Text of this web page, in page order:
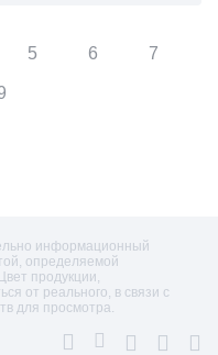
5 6 7
информационный
определяемой
продукции,
от реального, в связи с
для просмотра.